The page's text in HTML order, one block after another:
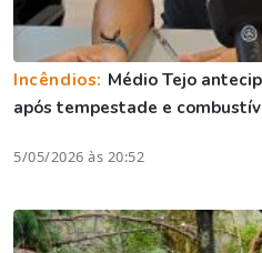
Incêndios: Médio Tejo
após tempestade e
5/05/2026 às 20:52